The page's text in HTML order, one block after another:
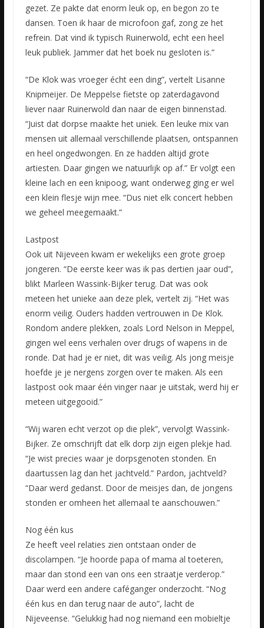
gezet. Ze pakte dat enorm leuk op, en begon zo te
dansen. Toen ik haar de microfoon gaf, zong ze het
refrein. Dat vind ik typisch Ruinerwold, echt een heel
leuk publiek. Jammer dat het boek nu gesloten is.”
“De Klok was vroeger écht een ding”, vertelt Lisanne
Knipmeijer. De Meppelse fietste op zaterdagavond
liever naar Ruinerwold dan naar de eigen binnenstad.
“Juist dat dorpse maakte het uniek. Een leuke mix van
mensen uit allemaal verschillende plaatsen, ontspannen
en heel ongedwongen. En ze hadden altijd grote
artiesten. Daar gingen we natuurlijk op af.” Er volgt een
kleine lach en een knipoog, want onderweg ging er wel
een klein flesje wijn mee. “Dus niet elk concert hebben
we geheel meegemaakt.”
Lastpost
Ook uit Nijeveen kwam er wekelijks een grote groep
jongeren. “De eerste keer was ik pas dertien jaar oud”,
blikt Marleen Wassink-Bijker terug. Dat was ook
meteen het unieke aan deze plek, vertelt zij. “Het was
enorm veilig. Ouders hadden vertrouwen in De Klok.
Rondom andere plekken, zoals Lord Nelson in Meppel,
gingen wel eens verhalen over drugs of wapens in de
ronde. Dat had je er niet, dit was veilig. Als jong meisje
hoefde je je nergens zorgen over te maken. Als een
lastpost ook maar één vinger naar je uitstak, werd hij er
meteen uitgegooid.”
“Wij waren echt verzot op die plek”, vervolgt Wassink-
Bijker. Ze omschrijft dat elk dorp zijn eigen plekje had.
“Je wist precies waar je dorpsgenoten stonden. En
daartussen lag dan het jachtveld.” Pardon, jachtveld?
“Daar werd gedanst. Door de meisjes dan, de jongens
stonden er omheen het allemaal te aanschouwen.”
Nog één kus
Ze heeft veel relaties zien ontstaan onder de
discolampen. “Je hoorde papa of mama al toeteren,
maar dan stond een van ons een straatje verderop.”
Daar werd een andere caféganger onderzocht. “Nog
één kus en dan terug naar de auto”, lacht de
Nijeveense. “Gelukkig had nog niemand een mobieltje